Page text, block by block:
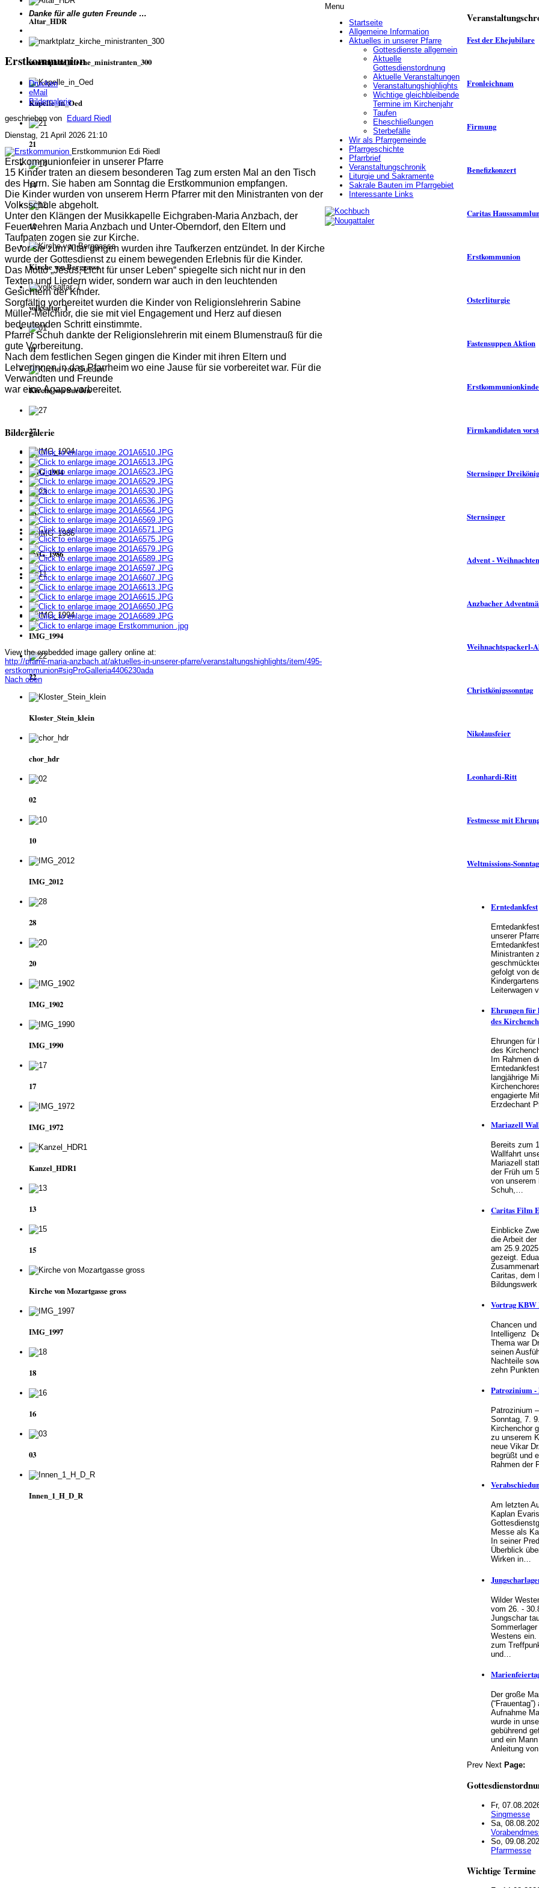
Altar_HDR
marktplatz_kirche_ministranten_300
Kapelle_in_Oed
21
14
12
Kirche von Berggasse
volksaltar_1
01
Kirche von Sueden
27
IMG_1904
23
IMG_1986
11
IMG_1994
22
Kloster_Stein_klein
chor_hdr
02
10
IMG_2012
28
20
IMG_1902
IMG_1990
17
IMG_1972
Kanzel_HDR1
13
15
Kirche von Mozartgasse gross
IMG_1997
18
16
03
Innen_1_H_D_R
Danke für alle guten Freunde …
Erstkommunion
Drucken
eMail
Bildergalerie
geschrieben von Eduard Riedl
Dienstag, 21 April 2026 21:10
Erstkommunion Edi Riedl
Erstkommunionfeier in unserer Pfarre
15 Kinder traten an diesem besonderen Tag zum ersten Mal an den Tisch
des Herrn. Sie haben am Sonntag die Erstkommunion empfangen.
Die Kinder wurden von unserem Herrn Pfarrer mit den Ministranten von der
Volksschule abgeholt.
Unter den Klängen der Musikkapelle Eichgraben-Maria Anzbach, der
Feuerwehren Maria Anzbach und Unter-Oberndorf, den Eltern und
Taufpaten zogen sie zur Kirche.
Bevor sie zum Altar gingen wurden ihre Taufkerzen entzündet. In der Kirche
wurde der Gottesdienst zu einem bewegenden Erlebnis für die Kinder.
Das Motto „Jesus, Licht für unser Leben“ spiegelte sich nicht nur in den
Texten und Liedern wider, sondern war auch in den leuchtenden
Gesichtern der Kinder.
Sorgfältig vorbereitet wurden die Kinder von Religionslehrerin Sabine
Müller-Melchior, die sie mit viel Engagement und Herz auf diesen
bedeutenden Schritt einstimmte.
Pfarrer Schuh dankte der Religionslehrerin mit einem Blumenstrauß für die
gute Vorbereitung.
Nach dem festlichen Segen gingen die Kinder mit ihren Eltern und
Lehrerinnen in das Pfarrheim wo eine Jause für sie vorbereitet war. Für die
Verwandten und Freunde
war eine Agape vorbereitet.
Bildergalerie
View the embedded image gallery online at:
http://pfarre-maria-anzbach.at/aktuelles-in-unserer-pfarre/veranstaltungshighlights/item/495-
erstkommunion#sigProGalleria4406230ada
Nach oben
Menu
Startseite
Allgemeine Information
Aktuelles in unserer Pfarre
Gottesdienste allgemein
Aktuelle
Gottesdienstordnung
Aktuelle Veranstaltungen
Veranstaltungshighlights
Wichtige gleichbleibende
Termine im Kirchenjahr
Taufen
Eheschließungen
Sterbefälle
Wir als Pfarrgemeinde
Pfarrgeschichte
Pfarrbrief
Veranstaltungschronik
Liturgie und Sakramente
Sakrale Bauten im Pfarrgebiet
Interessante Links
Fest der Ehejubilare
Fronleichnam
Firmung
Benefizkonzert
Caritas
Erstkommunion
Osterliturgie
Fastensuppen Aktion
Firmkandidaten
Sternsinger
Sternsinger
Advent - Weihnachten
Anzbacher
Weihnachtspackerl-
Christkönigssonntag
Nikolausfeier
Leonhardi-Ritt
Festmesse mit
Weltmissions-Sonntag
Erntedankfest
unserer
Ministranten
gefolgt von
Leiterwagen
Ehrungen für
des
Ehrungen für
des
Im Rahmen
langjährige
engagierte
Erzdechant
Mariazell
Bereits zum
Wallfahrt
Mariazell
der Früh um
von unserem
Schuh,…
Caritas Film
Einblicke
die Arbeit
am
gezeigt.
Caritas, dem
Vortrag
Chancen
Intelligenz
Thema war
seinen
Nachteile
zehn
Patrozinium -
Patrozinium
Sonntag, 7.
Kirchenchor
zu unserem
neue Vikar
begrüßt und
Rahmen der
Am letzten
Kaplan
Messe als
In seiner
Überblick
Wirken in…
Wilder
vom 26. -
Jungschar
Westens ein.
zum
und…
Der große
Aufnahme
wurde in
gebührend
und ein
Anleitung
Prev Next Page:
Fr,
Singmesse
Sa,
So,
Pfarrmesse
Wichtige Termine